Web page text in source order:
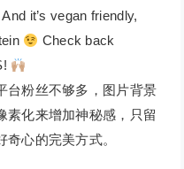
it’s vegan friendly,
Check back
台粉丝不够多，图片背景
素化来增加神秘感，只留
心的完美方式。